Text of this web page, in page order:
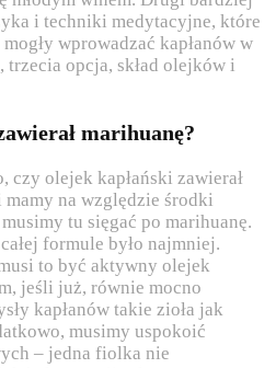
i techniki medytacyjne, które
wprowadzać kapłanów w
trzecia opcja, skład olejków i
marihuanę?
czy olejek kapłański zawierał
na względzie środki
tu sięgać po marihuanę.
formule było najmniej.
to być aktywny olejek
jeśli już, równie mocno
kapłanów takie zioła jak
musimy uspokoić
– jedna fiolka nie